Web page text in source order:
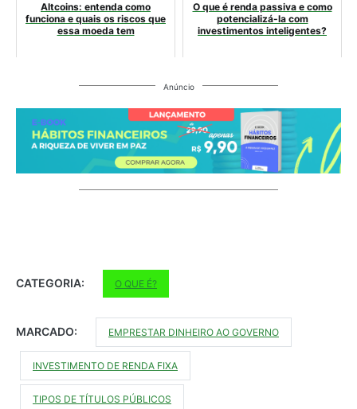
Altcoins: entenda como
funciona e quais os riscos que
essa moeda tem
O que é renda passiva e como
potencializá-la com
investimentos inteligentes?
Anúncio
CATEGORIA: O QUE É?
MARCADO: EMPRESTAR DINHEIRO AO GOVERNO
INVESTIMENTO DE RENDA FIXA
TIPOS DE TÍTULOS PÚBLICOS